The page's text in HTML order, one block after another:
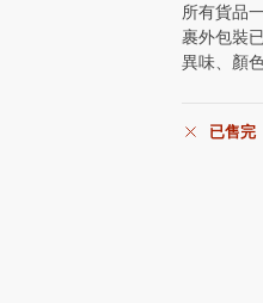
所有貨品
裹外包裝
異味、顏
已售完